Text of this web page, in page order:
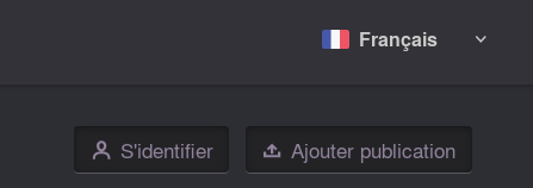
Français 
👤 S'identifier  Ajouter publication